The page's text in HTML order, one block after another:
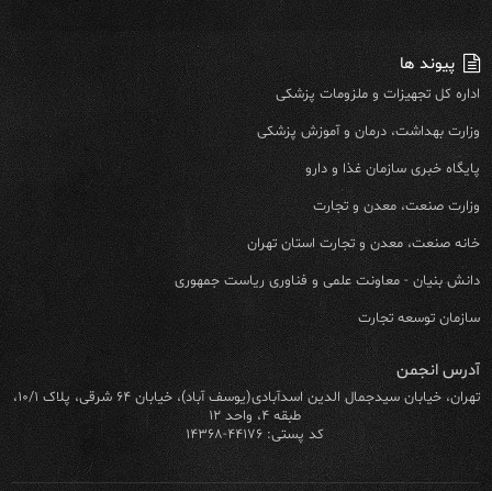
پیوند ها
اداره کل تجهیزات و ملزومات پزشکی
وزارت بهداشت، درمان و آموزش پزشکی
پایگاه خبری سازمان غذا و دارو
وزارت صنعت، معدن و تجارت
خانه صنعت، معدن و تجارت استان تهران
دانش بنیان - معاونت علمی و فناوری ریاست جمهوری
سازمان توسعه تجارت
آدرس انجمن
تهران، خیابان سیدجمال الدین اسدآبادی(یوسف آباد)، خیابان ۶۴ شرقی، پلاک ۱۰/۱،
طبقه ۴، واحد ۱۲
کد پستی: ۴۴۱۷۶-۱۴۳۶۸